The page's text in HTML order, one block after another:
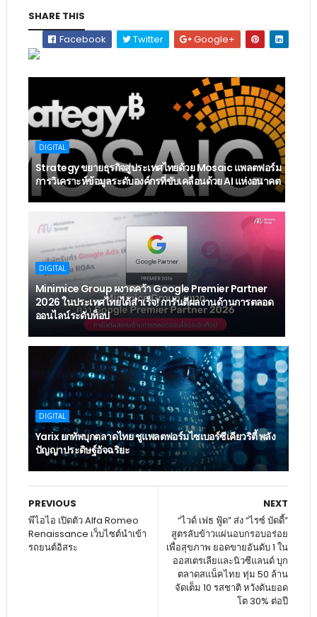
SHARE THIS
Facebook
Twitter Google+
DIGITAL
Strategy ขยายธุรกิจสู่ประเทศไทยด้วย Mosaic แพลตฟอร์ม
การวิเคราะห์ข้อมูลระดับองค์กรที่ขับเคลื่อนด้วย AI แห่งอนาคต
DIGITAL
Minimice Group ผงาดคว้า Google Premier Partner
2026 ในประเทศไทยได้สำเร็จ! การันตีผลงานด้านการตลอด
ออนไลน์ระดับท็อป
DIGITAL
Yarix ยกทัพบุกตลาดไทย ชูแพลตฟอร์มไซเบอร์ซีเคียวริตี้ พลัง
ปัญญาประดิษฐ์อัจฉริยะ
NEXT
“ไวด์ เฟธ ฟู้ด” ส่ง “ไรซ์ บัดดี้”
สูตรลับข้าวแผ่นอบกรอบอร่อย
เพื่อสุขภาพ ยอดขายอันดับ 1 ใน
ออสเตรเลียและนิวซีแลนด์ บุก
ตลาดสแน็คไทย ทุ่ม 50 ล้าน
จัดเต็ม 10 รสชาติ หวังดันยอด
โต 30% ต่อปี
PREVIOUS
พีไอไอ เปิดตัว Alfa Romeo
Renaissance เว็บไซต์นำเข้า
รถยนต์อิสระ